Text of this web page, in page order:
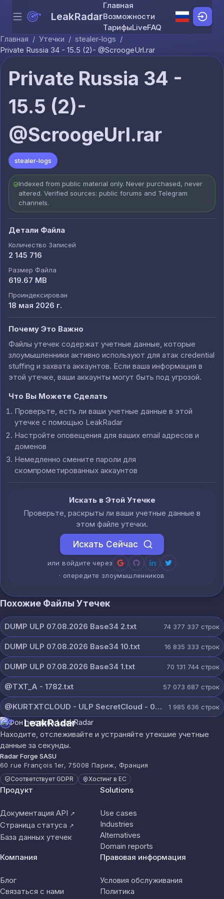
Skip to content
Menu LeakRadar
Главная
Возможности
ТарифыLiveFAQ
Главная / Утечки / stealer-logs /
Private Russia 34 - 15.5 (2)- @ScroogeUrl.rar
Private Russia 34 -
15.5 (2)-
@ScroogeUrl.rar
stealer-logs
Indexed from public material only. Never purchased, never
altered. Verified sources: public forums and Telegram
channels.
Детали Файла
Количество Записей
2 145 716
Размер Файла
619.67 MB
Проиндексирован
18 мая 2026 г.
Почему Это Важно
Файлы утечек содержат учетные данные, которые
злоумышленники активно используют для атак credential
stuffing и захвата аккаунтов. Если ваша информация в
этой утечке, ваши аккаунты могут быть под угрозой.
Что Вы Можете Сделать
Проверьте, есть ли ваши учетные данные в этой
утечке с помощью LeakRadar
Настройте оповещения для ваших email адресов и
доменов
Немедленно смените пароли для
скомпрометированных аккаунтов
Искать в Этой Утечке
Проверьте, раскрыты ли ваши учетные данные в
этом файле утечки.
Искать Сейчас
или войдите через
· опередите злоумышленников
Похожие Файлы Утечек
DUMP ULP 07.08.2026 Base34 2.txt 74 377 337 строк
DUMP ULP 07.08.2026 Base34 10.txt 16 835 333 строк
DUMP ULP 07.08.2026 Base34 1.txt 70 131 744 строк
@TXT_A - 1782.txt 57 073 687 строк
@KURTXTCLOUD - ULP SecretCloud - 07 August 2026.txt 1 985 636 строк
LeakRadar
Находите, отслеживайте и устраняйте утекшие учетные
данные за секунды.
Radar Forge SASU
60 rue François 1er, 75008 Париж, Франция
Соответствует GDPR Хостинг в ЕС
Продукт
Документация API ↗
Страница статуса ↗
База данных утечек
Solutions
Use cases
Industries
Alternatives
Domain reports
Компания
Блог
Связаться с нами
Правовая информация
Условия обслуживания
Политика